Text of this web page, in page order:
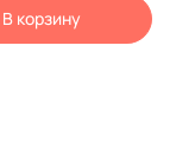
В корзину